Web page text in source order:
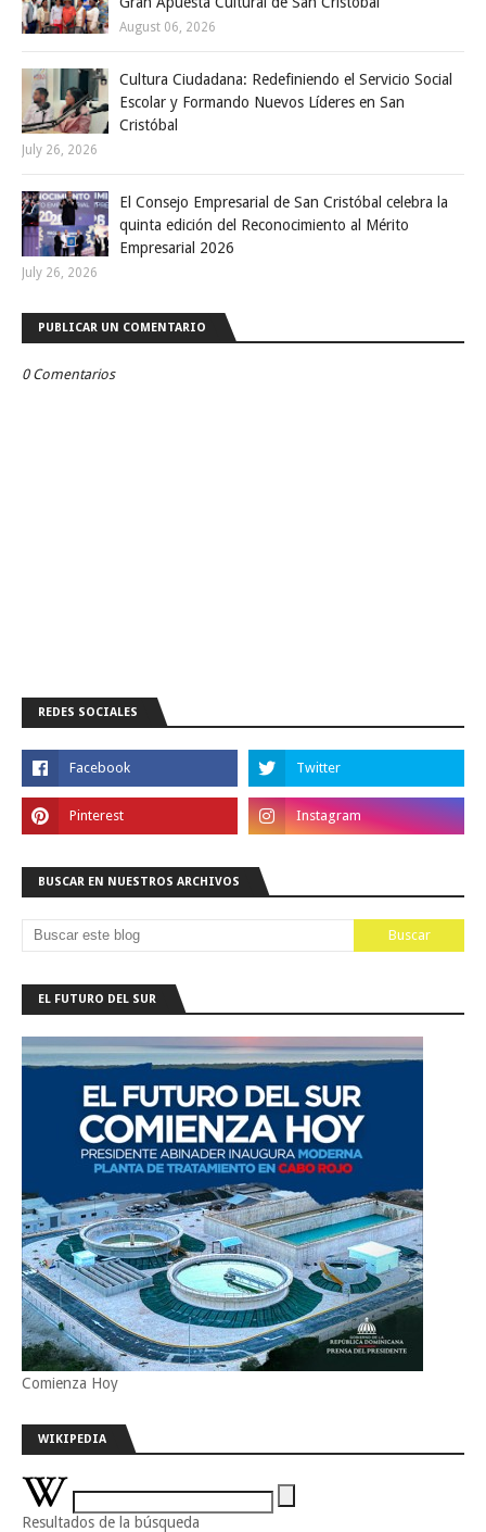
August 06, 2026
Cultura Ciudadana: Redefiniendo el Servicio Social
Escolar y Formando Nuevos Líderes en San
Cristóbal
July 26, 2026
El Consejo Empresarial de San Cristóbal celebra la
quinta edición del Reconocimiento al Mérito
Empresarial 2026
July 26, 2026
PUBLICAR UN COMENTARIO
0 Comentarios
REDES SOCIALES
BUSCAR EN NUESTROS ARCHIVOS
EL FUTURO DEL SUR
Comienza Hoy
WIKIPEDIA
Resultados de la búsqueda